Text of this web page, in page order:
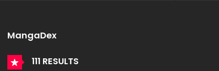
MangaDex
111 RESULTS